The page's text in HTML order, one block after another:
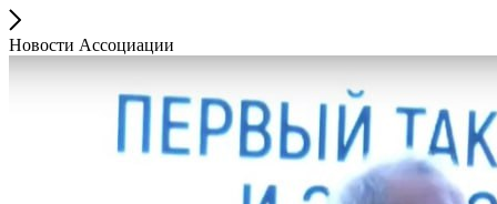
Новости Ассоциации